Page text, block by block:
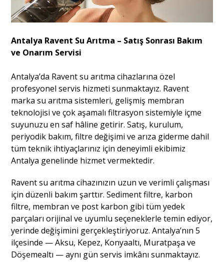
Antalya Ravent Su Arıtma – Satış Sonrası Bakım
ve Onarım Servisi
Antalya’da Ravent su arıtma cihazlarına özel
profesyonel servis hizmeti sunmaktayız. Ravent
marka su arıtma sistemleri, gelişmiş membran
teknolojisi ve çok aşamalı filtrasyon sistemiyle içme
suyunuzu en saf hâline getirir. Satış, kurulum,
periyodik bakım, filtre değişimi ve arıza giderme dahil
tüm teknik ihtiyaçlarınız için deneyimli ekibimiz
Antalya genelinde hizmet vermektedir.
Ravent su arıtma cihazınızın uzun ve verimli çalışması
için düzenli bakım şarttır. Sediment filtre, karbon
filtre, membran ve post karbon gibi tüm yedek
parçaları orijinal ve uyumlu seçeneklerle temin ediyor,
yerinde değişimini gerçekleştiriyoruz. Antalya’nın 5
ilçesinde — Aksu, Kepez, Konyaaltı, Muratpaşa ve
Döşemealtı — aynı gün servis imkânı sunmaktayız.